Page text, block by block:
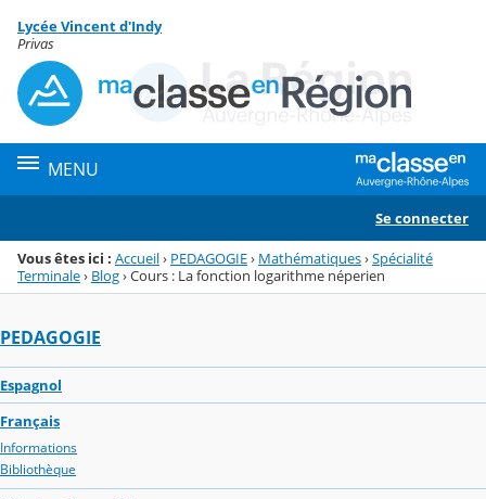
Menu de la rubrique
Contenu
Lycée Vincent d'Indy
Privas
MENU
Se connecter
Vous êtes ici : Accueil› PEDAGOGIE› Mathématiques›Spécialité
Terminale› Blog›Cours : La fonction logarithme néperien
PEDAGOGIE
Espagnol
Français
Informations
Bibliothèque